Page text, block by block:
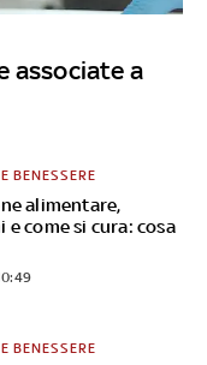
associate a
alimentare,
e come si cura: cosa
BENESSERE
BENESSERE